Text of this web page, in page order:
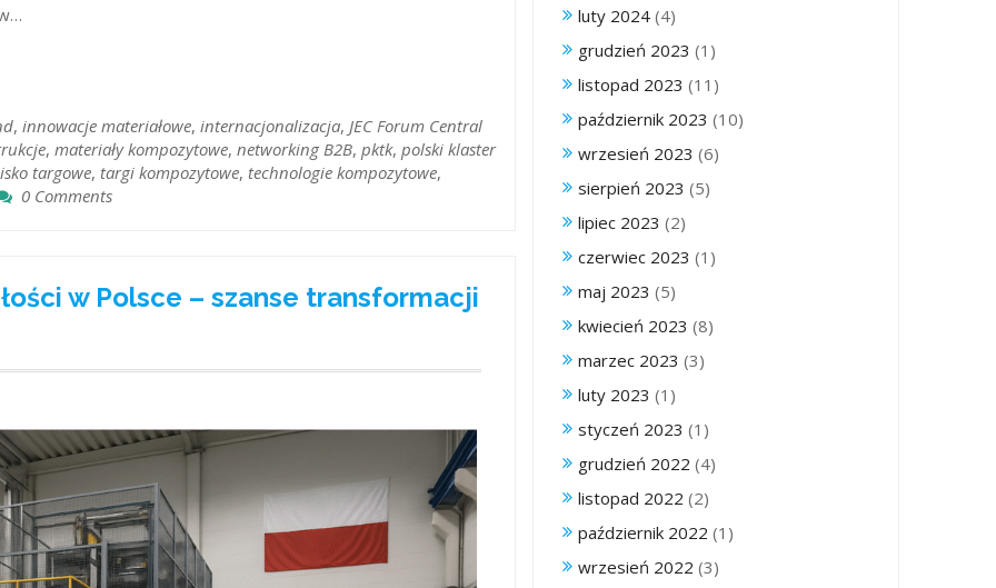
, innowacje materiałowe, internacjonalizacja, JEC Forum Central
, materiały kompozytowe, networking B2B, pktk, polski klaster
targowe, targi kompozytowe, technologie kompozytowe,
0 Comments
w Polsce – szanse transformacji
luty 2024 (4)
grudzień 2023 (1)
listopad 2023 (11)
październik 2023 (10)
wrzesień 2023 (6)
sierpień 2023 (5)
lipiec 2023 (2)
czerwiec 2023 (1)
maj 2023 (5)
kwiecień 2023 (8)
marzec 2023 (3)
luty 2023 (1)
styczeń 2023 (1)
grudzień 2022 (4)
listopad 2022 (2)
październik 2022 (1)
wrzesień 2022 (3)